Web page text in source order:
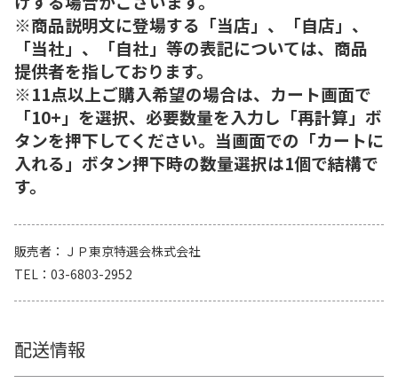
※商品説明文に登場する「当店」、「自店」、
「当社」、「自社」等の表記については、商品
提供者を指しております。
※11点以上ご購入希望の場合は、カート画面で
「10+」を選択、必要数量を入力し「再計算」ボ
タンを押下してください。当画面での「カートに
入れる」ボタン押下時の数量選択は1個で結構で
す。
販売者
ＪＰ東京特選会株式会社
TEL
03-6803-2952
配送情報